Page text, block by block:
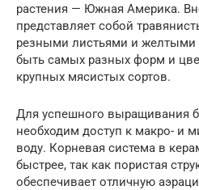
растения — Южная Америка.
представляет собой
резными листьями и желтыми
быть самых разных форм и
крупных мясистых сортов.
Для успешного выращивания
необходим доступ к макро- и
воду. Корневая система в
быстрее, так как пористая
обеспечивает отличную